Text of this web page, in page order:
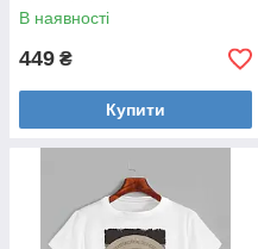
В наявності
449 ₴
Купити